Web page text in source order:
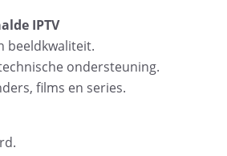
IPTV
beeldkwaliteit.
ondersteuning.
films en series.